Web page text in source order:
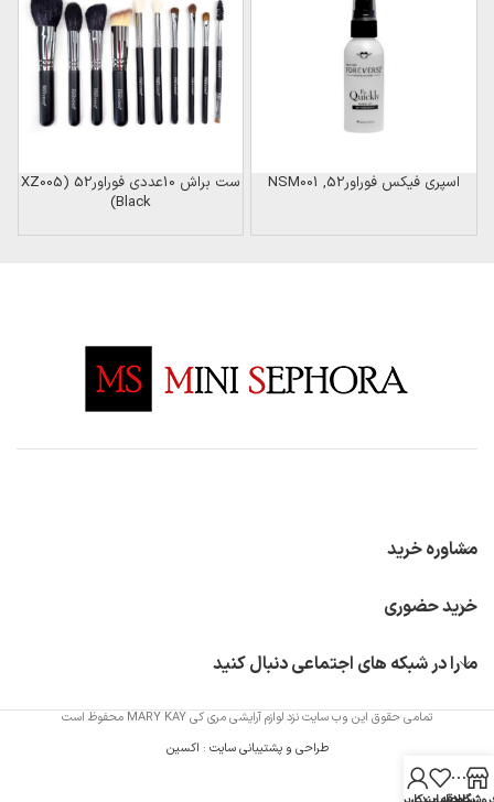
اسپری فیکس فوراور52, NSM001
ست براش 10عددی فوراور52 (XZ005
Black)
مشاوره خرید
خرید حضوری
ما را در شبکه های اجتماعی دنبال کنید
تمامی حقوق این وب سایت نزد لوازم آرایشی مری کی MARY KAY محفوظ است
طراحی و پشتیبانی سایت : اکسین